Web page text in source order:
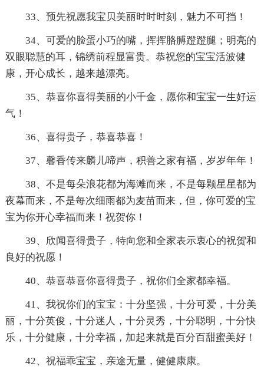
33、预先祝愿我宝贝美丽时时时刻，魅力不可挡！
34、可爱的脸蛋小巧的嘴，挥挥胳膊蹬蹬腿；明亮的
双眼聪慧的耳，锦绣前程显富贵。恭祝您的宝宝活波健
康，开心成长，越来越漂亮。
35、恭喜你喜得美丽的小千金，愿你和宝宝一生好运
气！
36、喜得贵子，恭喜恭喜！
37、馨香传来麟儿啼声，积善之家有福，岁岁年年！
38、不是每朵浪花都为海滩而来，不是每颗星星都为
夜幕而来，不是每次细雨都为麦苗而来，但，你可爱的宝
宝为你开心幸福而来！祝贺你！
39、欣闻喜得贵子，特向您和全家表示衷心的祝贺和
良好的祝愿！
40、恭喜恭喜你喜得贵子，祝你们全家都幸福。
41、我祝你们的宝宝：十分坚强，十分可爱，十分美
丽，十分英俊，十分迷人，十分灵秀，十分聪明，十分快
乐，十分健康，十分幸福，加起来就是百分百甜蜜美好！
42、祝福乖宝宝，亲途无量，健健康康。